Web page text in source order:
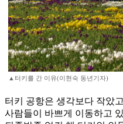
▲터키를 간 이유(이현숙 동년기자)
터키 공항은 생각보다 작았
사람들이 바쁘게 이동하고